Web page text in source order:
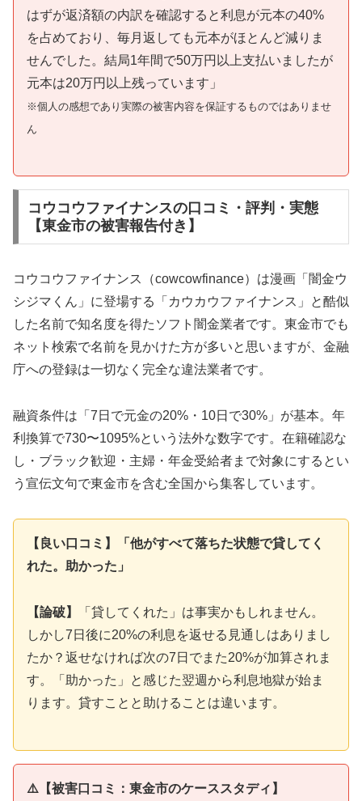
はずが返済額の内訳を確認すると利息が元本の40%
を占めており、毎月返しても元本がほとんど減りま
せんでした。結局1年間で50万円以上支払いましたが
元本は20万円以上残っています」
※個人の感想であり実際の被害内容を保証するものではありませ
ん
コウコウファイナンスの口コミ・評判・実態
【東金市の被害報告付き】
コウコウファイナンス（cowcowfinance）は漫画「闇金ウ
シジマくん」に登場する「カウカウファイナンス」と酷似
した名前で知名度を得たソフト闇金業者です。東金市でも
ネット検索で名前を見かけた方が多いと思いますが、金融
庁への登録は一切なく完全な違法業者です。
融資条件は「7日で元金の20%・10日で30%」が基本。年
利換算で730〜1095%という法外な数字です。在籍確認な
し・ブラック歓迎・主婦・年金受給者まで対象にするとい
う宣伝文句で東金市を含む全国から集客しています。
【良い口コミ】「他がすべて落ちた状態で貸してく
れた。助かった」
【論破】
「貸してくれた」は事実かもしれません。
しかし7日後に20%の利息を返せる見通しはありまし
たか？返せなければ次の7日でまた20%が加算されま
す。「助かった」と感じた翌週から利息地獄が始ま
ります。貸すことと助けることは違います。
⚠️【被害口コミ：東金市のケーススタディ】